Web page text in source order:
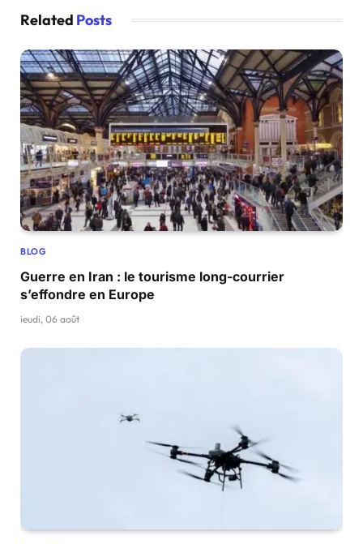
Related Posts
BLOG
Guerre en Iran : le tourisme long-courrier
s’effondre en Europe
jeudi, 06 août